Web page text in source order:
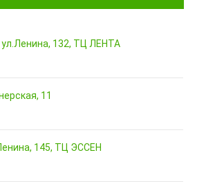
132, ТЦ ЛЕНТА
11
145, ТЦ ЭССЕН